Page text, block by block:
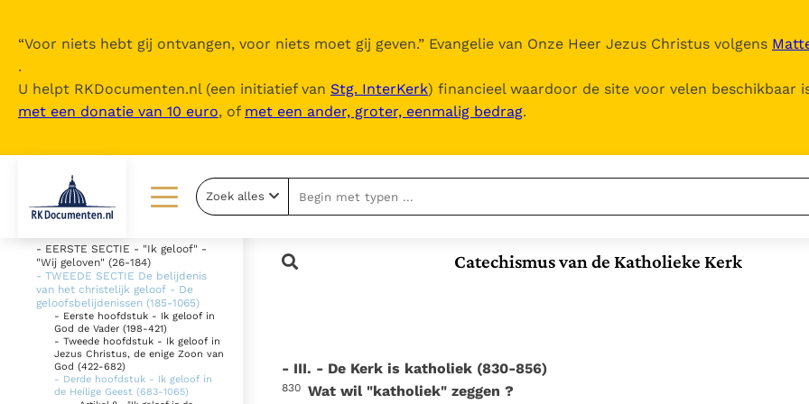
“Voor niets hebt gij ontvangen, voor niets moet gij geven.” Evangelie van Onze Heer Jezus Christus volgens
.
U helpt RKDocumenten.nl (een initiatief van Stg. InterKerk) financieel waardoor de site voor velen beschikbaar
met een donatie van 10 euro, of met een ander, groter, eenmalig bedrag.
Lezen
Documenten
Bijbel
Thema’s
Berichten
Over ons
Over RK Documenten
Doneren
Nieuwsbrief
Documenten
Leer de kostbare
parel van Gods
Gods Koninkrijk
Het Vaticaan publiceert
Zoek alles
Catechismus van de Katholieke Kerk
uitklappen
- DEEL 1 De geloofsbelijdenis (26-
- EERSTE SECTIE - "Ik geloof" -
"Wij geloven" (26-184)
- TWEEDE SECTIE De belijdenis
van het christelijk geloof - De
geloofsbelijdenissen (185-1065)
- Eerste hoofdstuk - Ik geloof in
God de Vader (198-421)
- Tweede hoofdstuk - Ik geloof in
Jezus Christus, de enige Zoon van
God (422-682)
- Derde hoofdstuk - Ik geloof in
de Heilige Geest (683-1065)
- III. - De Kerk is katholiek (830-856)
830 Wat wil "katholiek" zeggen ?